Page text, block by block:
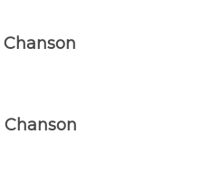
Chanson
Chanson